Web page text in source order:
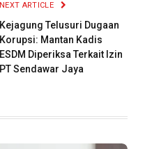
NEXT ARTICLE
Kejagung Telusuri Dugaan
Korupsi: Mantan Kadis
ESDM Diperiksa Terkait Izin
PT Sendawar Jaya